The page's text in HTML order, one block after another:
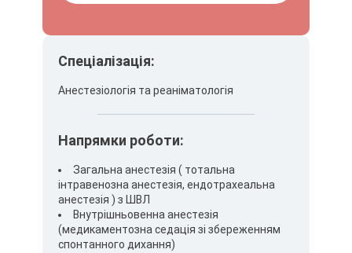
Спеціалізація:
Анестезіологія та реаніматологія
Напрямки роботи:
Загальна анестезія ( тотальна
інтравенозна анестезія, ендотрахеальна
анестезія ) з ШВЛ
Внутрішньовенна анестезія
(медикаментозна седація зі збереженням
спонтанного дихання)